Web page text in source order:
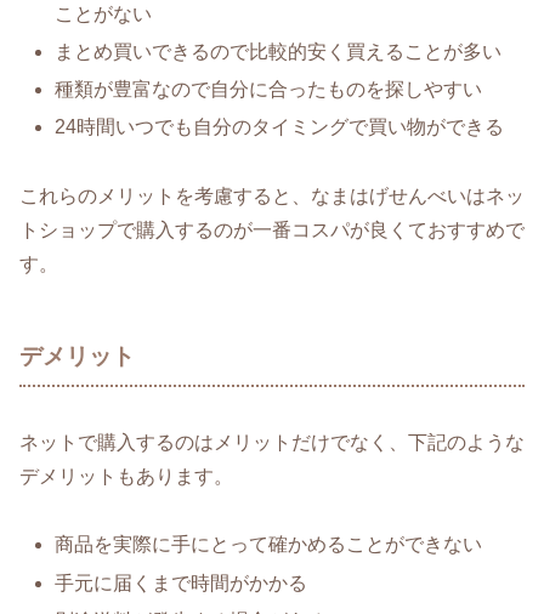
ことがない
まとめ買いできるので比較的安く買えることが多い
種類が豊富なので自分に合ったものを探しやすい
24時間いつでも自分のタイミングで買い物ができる
これらのメリットを考慮すると、なまはげせんべいはネッ
トショップで購入するのが一番コスパが良くておすすめで
す。
デメリット
ネットで購入するのはメリットだけでなく、下記のような
デメリットもあります。
商品を実際に手にとって確かめることができない
手元に届くまで時間がかかる